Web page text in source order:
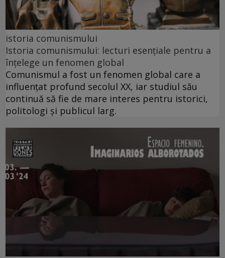
istoria comunismului
Istoria comunismului: lecturi esențiale pentru a
înțelege un fenomen global
Comunismul a fost un fenomen global care a
influențat profund secolul XX, iar studiul său
continuă să fie de mare interes pentru istorici,
politologi și publicul larg.